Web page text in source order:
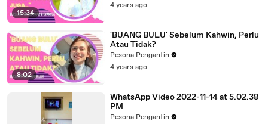
15:34
4 years ago
8:02
'BUANG BULU' Sebelum Kahwin, Perlu
Atau Tidak?
Pesona Pengantin
4 years ago
WhatsApp Video 2022-11-14 at 5.02.38
PM
Pesona Pengantin